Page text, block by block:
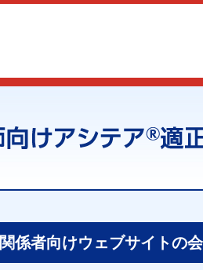
係者向けウェブサイトの